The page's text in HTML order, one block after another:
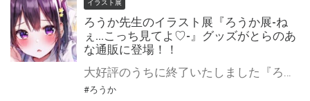
イラスト展
ろうか先生のイラスト展『ろうか展-ね
ぇ…こっち見てよ♡-』グッズがとらのあ
な通販に登場！！
大好評のうちに終了いたしました『ろうか展-ねぇ…こっち見てよ♡-』のグッズがとらのあな通販に登場！！ 会場にお越しいただけなかった方、お買い逃がしのあった方、この機会をぜひお見逃しなく♪
#ろうか